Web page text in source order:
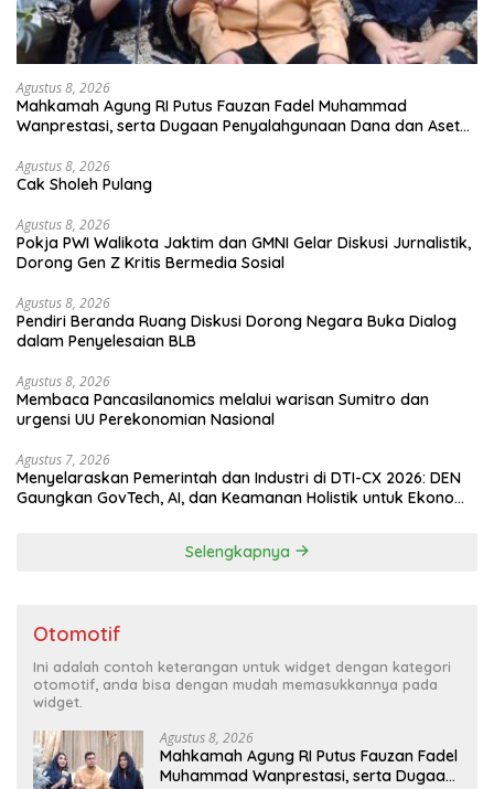
Agustus 8, 2026
Mahkamah Agung RI Putus Fauzan Fadel Muhammad
Wanprestasi, serta Dugaan Penyalahgunaan Dana dan Aset
Agustus 8, 2026
Cak Sholeh Pulang
Agustus 8, 2026
Pokja PWI Walikota Jaktim dan GMNI Gelar Diskusi Jurnalistik,
Dorong Gen Z Kritis Bermedia Sosial
Agustus 8, 2026
Pendiri Beranda Ruang Diskusi Dorong Negara Buka Dialog
dalam Penyelesaian BLB
Agustus 8, 2026
Membaca Pancasilanomics melalui warisan Sumitro dan
urgensi UU Perekonomian Nasional
Agustus 7, 2026
Menyelaraskan Pemerintah dan Industri di DTI-CX 2026: DEN
Gaungkan GovTech, AI, dan Keamanan Holistik untuk Ekonomi
Selengkapnya
Otomotif
Ini adalah contoh keterangan untuk widget dengan kategori
otomotif, anda bisa dengan mudah memasukkannya pada
widget.
Agustus 8, 2026
Mahkamah Agung RI Putus Fauzan Fadel
Muhammad Wanprestasi, serta Dugaan